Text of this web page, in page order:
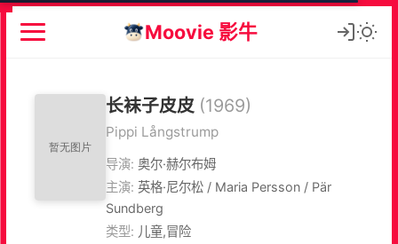
Moovie 影牛
长袜子皮皮 (1969)
Pippi Långstrump
导演: 奥尔·赫尔布姆
主演: 英格·尼尔松 / Maria Persson / Pär
Sundberg
类型: 儿童,冒险